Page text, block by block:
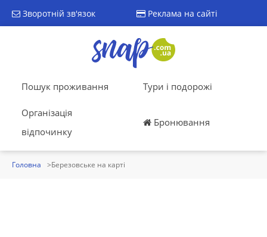
Зворотній зв'язок Реклама на сайті
Пошук проживання Тури і подорожі
Організація
відпочинку
Бронювання
Головна Березовське на карті